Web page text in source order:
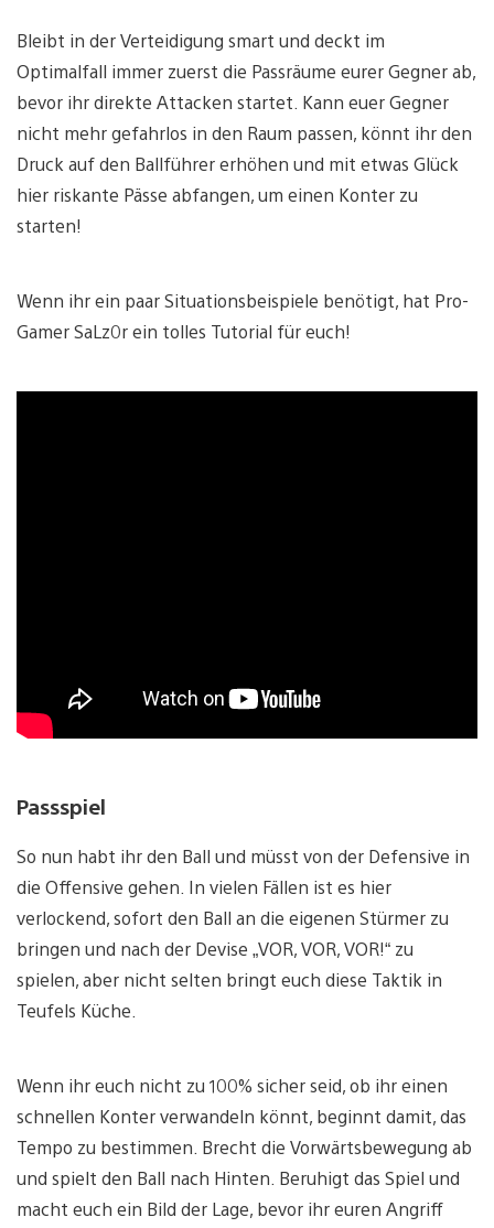
Bleibt in der Verteidigung smart und deckt im
Optimalfall immer zuerst die Passräume eurer Gegner ab,
bevor ihr direkte Attacken startet. Kann euer Gegner
nicht mehr gefahrlos in den Raum passen, könnt ihr den
Druck auf den Ballführer erhöhen und mit etwas Glück
hier riskante Pässe abfangen, um einen Konter zu
starten!
Wenn ihr ein paar Situationsbeispiele benötigt, hat Pro-
Gamer SaLz0r ein tolles Tutorial für euch!
Passspiel
So nun habt ihr den Ball und müsst von der Defensive in
die Offensive gehen. In vielen Fällen ist es hier
verlockend, sofort den Ball an die eigenen Stürmer zu
bringen und nach der Devise „VOR, VOR, VOR!“ zu
spielen, aber nicht selten bringt euch diese Taktik in
Teufels Küche.
Wenn ihr euch nicht zu 100% sicher seid, ob ihr einen
schnellen Konter verwandeln könnt, beginnt damit, das
Tempo zu bestimmen. Brecht die Vorwärtsbewegung ab
und spielt den Ball nach Hinten. Beruhigt das Spiel und
macht euch ein Bild der Lage, bevor ihr euren Angriff